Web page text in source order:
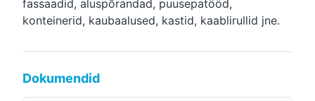
fassaadid, aluspõrandad, puusepatööd,
konteinerid, kaubaalused, kastid, kaablirullid jne.
Dokumendid